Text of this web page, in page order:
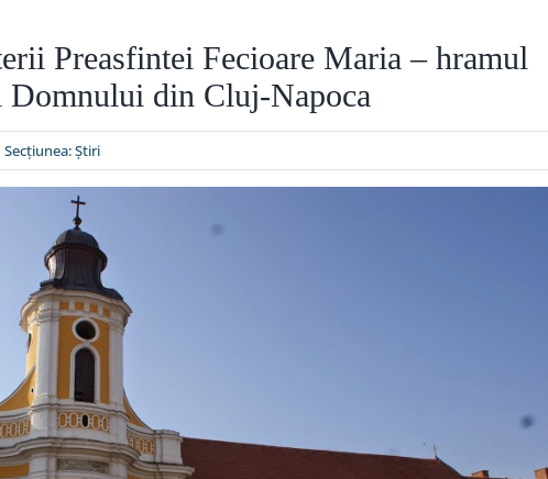
Preasfintei Fecioare Maria – hramul
din Cluj-Napoca
Secțiunea:Ştiri